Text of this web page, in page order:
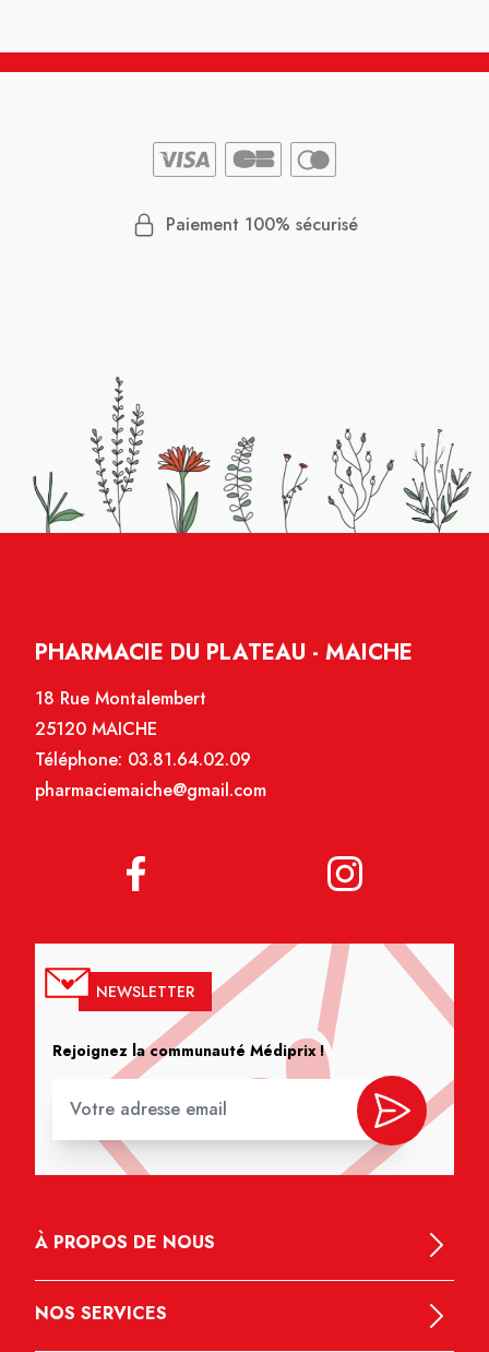
Paiement 100% sécurisé
PHARMACIE DU PLATEAU - MAICHE
18 Rue Montalembert
25120 MAICHE
Téléphone: 03.81.64.02.09
pharmaciemaiche@gmail.com
NEWSLETTER
Rejoignez la communauté Médiprix !
À PROPOS DE NOUS
NOS SERVICES